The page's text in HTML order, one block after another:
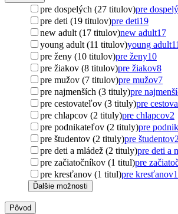
pre dospelých (27 titulov)pre
pre deti (19 titulov)pre deti19
new adult (17 titulov)new adult17
young adult (11 titulov)young adult11
pre ženy (10 titulov)pre ženy10
pre žiakov (8 titulov)pre žiakov8
pre mužov (7 titulov)pre mužov7
pre najmenších (3 tituly)pre
pre cestovateľov (3 tituly)pre
pre chlapcov (2 tituly)pre chlapcov2
pre podnikateľov (2 tituly)pre
pre študentov (2 tituly)pre študentov2
pre deti a mládež (2 tituly)pre deti a
pre začiatočníkov (1 titul)pre
pre kresťanov (1 titul)pre kresťanov1
Ďalšie možnosti
Pôvod